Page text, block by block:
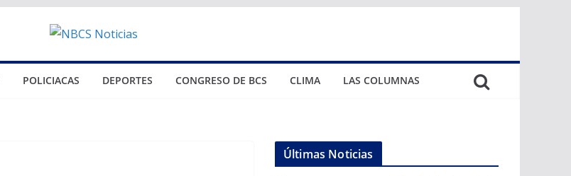
POLICIACAS DEPORTES CONGRESO DE BCS CLIMA LAS COLUMNAS
Últimas Noticias